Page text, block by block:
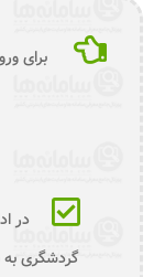
برای
در
گردشگری